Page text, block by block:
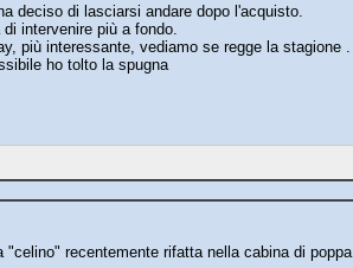
deciso di lasciarsi andare dopo l'acquisto.
intervenire più a fondo.
più interessante, vediamo se regge la stagione .
ho tolto la spugna
recentemente rifatta nella cabina di poppa.